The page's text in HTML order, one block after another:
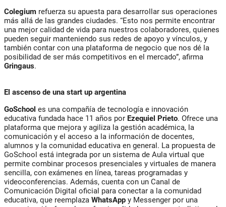
Colegium refuerza su apuesta para desarrollar sus operaciones
más allá de las grandes ciudades. “Esto nos permite encontrar
una mejor calidad de vida para nuestros colaboradores, quienes
pueden seguir manteniendo sus redes de apoyo y vínculos, y
también contar con una plataforma de negocio que nos dé la
posibilidad de ser más competitivos en el mercado”, afirma
Gringaus.
El ascenso de una start up argentina
GoSchool es una compañía de tecnología e innovación
educativa fundada hace 11 años por Ezequiel Prieto. Ofrece una
plataforma que mejora y agiliza la gestión académica, la
comunicación y el acceso a la información de docentes,
alumnos y la comunidad educativa en general. La propuesta de
GoSchool está integrada por un sistema de Aula virtual que
permite combinar procesos presenciales y virtuales de manera
sencilla, con exámenes en línea, tareas programadas y
videoconferencias. Además, cuenta con un Canal de
Comunicación Digital oficial para conectar a la comunidad
educativa, que reemplaza WhatsApp y Messenger por una